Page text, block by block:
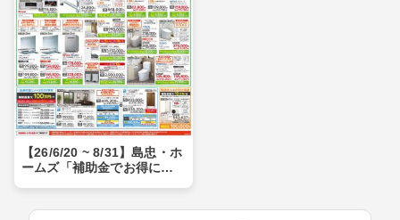
【26/6/20 ~ 8/31】島忠・ホ
ームズ「補助金でお得にリ